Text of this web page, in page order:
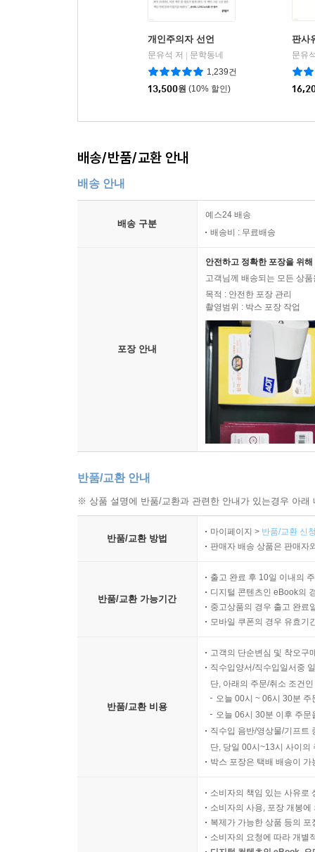
개인주의자 선언
문유석 저
문학동네
1,239건
13,500원 (10% 할인)
판사
문유
배송/반품/교환 안내
배송 안내
배송 구분
예스24 배송
배송비 : 무료배송
포장 안내
안전하고 정확한 포장을 위
고객님께 배송되는 모든 상
목적 : 안전한 포장 관리
촬영범위 : 박스 포장 작업
반품/교환 안내
※ 상품 설명에 반품/교환과 관련한 안내가 있는경우 아
반품/교환 방법
마이페이지 > 반품/교환 신
판매자 배송 상품은 판매자
반품/교환 가능기간
출고 완료 후 10일 이내의
디지털 콘텐츠인 eBook의
중고상품의 경우 출고 완료
모바일 쿠폰의 경우 유효기
반품/교환 비용
고객의 단순변심 및 착오구
직수입양서/직수입일서중
단, 아래의 주문/취소 조건
오늘 00시 ~ 06시 30분
오늘 06시 30분 이후 주
직수입 음반/영상물/기프트
단, 당일 00시~13시 사이의
박스 포장은 택배 배송이
소비자의 책임 있는 사유로
소비자의 사용, 포장 개봉
복제가 가능한 상품 등의
소비자의 요청에 따라 개별